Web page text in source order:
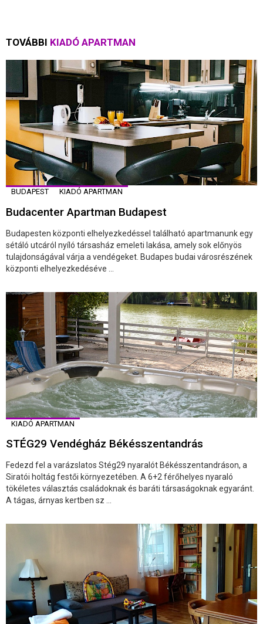
TOVÁBBI KIADÓ APARTMAN
BUDAPEST KIADÓ APARTMAN
Budacenter Apartman Budapest
Budapesten központi elhelyezkedéssel található apartmanunk egy
sétáló utcáról nyíló társasház emeleti lakása, amely sok előnyös
tulajdonságával várja a vendégeket. Budapes budai városrészének
központi elhelyezkedéséve ...
KIADÓ APARTMAN
STÉG29 Vendégház Békésszentandrás
Fedezd fel a varázslatos Stég29 nyaralót Békésszentandráson, a
Siratói holtág festői környezetében. A 6+2 férőhelyes nyaraló
tökéletes választás családoknak és baráti társaságoknak egyaránt.
A tágas, árnyas kertben sz ...